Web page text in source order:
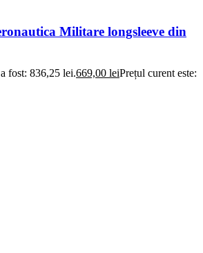
Militare longsleeve din
fost: 836,25 lei.669,00 leiPrețul curent este: